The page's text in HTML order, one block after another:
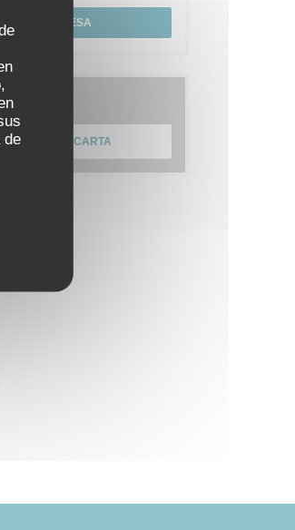
de
UNA MESA
Carta
NUESTRA CARTA